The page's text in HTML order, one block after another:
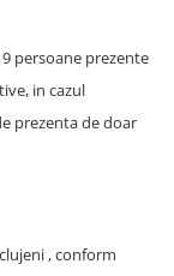
persoane prezente
in cazul
prezenta de doar
, conform